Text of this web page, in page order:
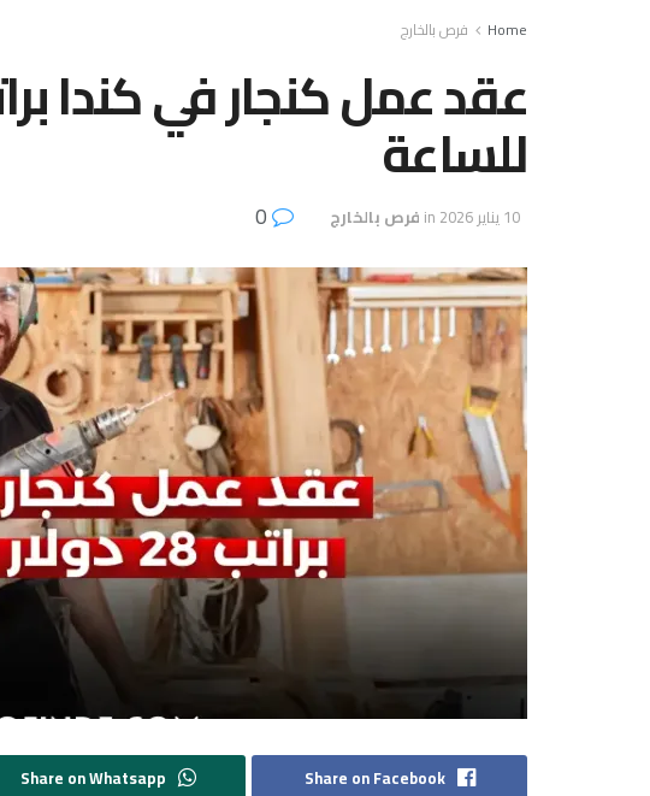
Home فرص بالخارج
للساعة
10 يناير 2026 in فرص بالخارج
Share on Facebook
Share on Whatsapp